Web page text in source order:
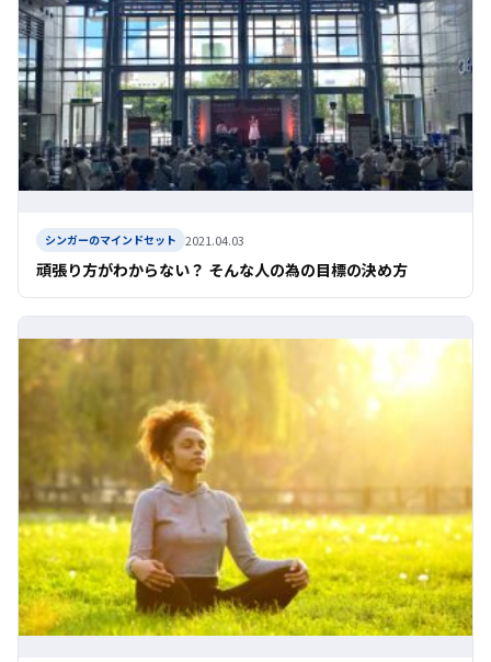
シンガーのマインドセット 2021.04.03
頑張り方がわからない？ そんな人の為の目標の決め方